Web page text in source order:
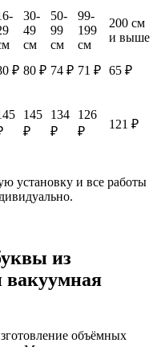
30-
49
см
50-
99
см
99-
199
см
200 см
и выше
₽ 80 ₽ 74 ₽ 71 ₽ 65 ₽
145
₽
134
₽
126
₽
121 ₽
установку и все работы
из
вакуумная
объёмных